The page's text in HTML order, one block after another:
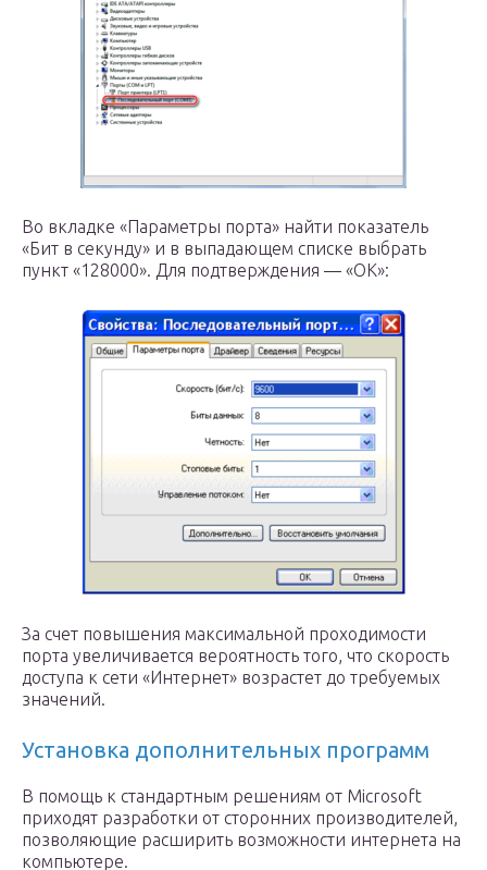
Во вкладке «Параметры порта» найти показатель
«Бит в секунду» и в выпадающем списке выбрать
пункт «128000». Для подтверждения — «ОК»:
За счет повышения максимальной проходимости
порта увеличивается вероятность того, что скорость
доступа к сети «Интернет» возрастет до требуемых
значений.
Установка дополнительных программ
В помощь к стандартным решениям от Microsoft
приходят разработки от сторонних производителей,
позволяющие расширить возможности интернета на
компьютере.